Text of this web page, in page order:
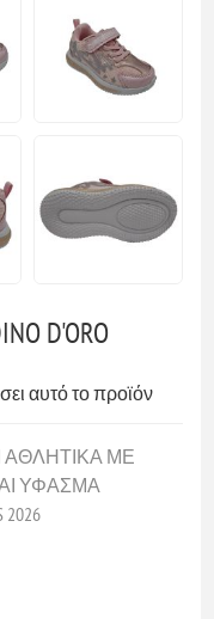
D'ORO
αυτό το προϊόν
ΑΘΛΗΤΙΚΑ ΜΕ
ΥΦΑΣΜΑ